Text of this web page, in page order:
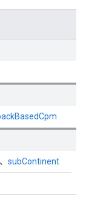
、 subContinent